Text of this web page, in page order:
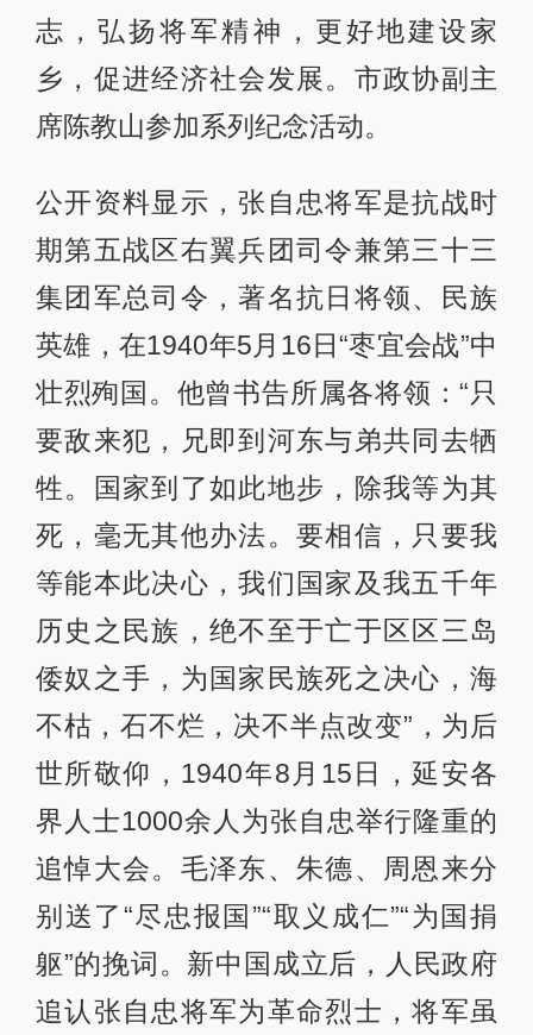
志，弘扬将军精神，更好地建设家
乡，促进经济社会发展。市政协副主
席陈教山参加系列纪念活动。
公开资料显示，张自忠将军是抗战时
期第五战区右翼兵团司令兼第三十三
集团军总司令，著名抗日将领、民族
英雄，在1940年5月16日“枣宜会战”中
壮烈殉国。他曾书告所属各将领：“只
要敌来犯，兄即到河东与弟共同去牺
牲。国家到了如此地步，除我等为其
死，毫无其他办法。要相信，只要我
等能本此决心，我们国家及我五千年
历史之民族，绝不至于亡于区区三岛
倭奴之手，为国家民族死之决心，海
不枯，石不烂，决不半点改变”，为后
世所敬仰，1940年8月15日，延安各
界人士1000余人为张自忠举行隆重的
追悼大会。毛泽东、朱德、周恩来分
别送了“尽忠报国”“取义成仁”“为国捐
躯”的挽词。新中国成立后，人民政府
追认张自忠将军为革命烈士，将军虽